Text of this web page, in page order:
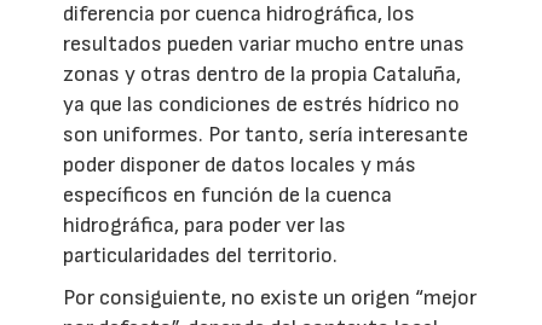
diferencia por cuenca hidrográfica, los
resultados pueden variar mucho entre unas
zonas y otras dentro de la propia Cataluña,
ya que las condiciones de estrés hídrico no
son uniformes. Por tanto, sería interesante
poder disponer de datos locales y más
específicos en función de la cuenca
hidrográfica, para poder ver las
particularidades del territorio.
Por consiguiente, no existe un origen “mejor